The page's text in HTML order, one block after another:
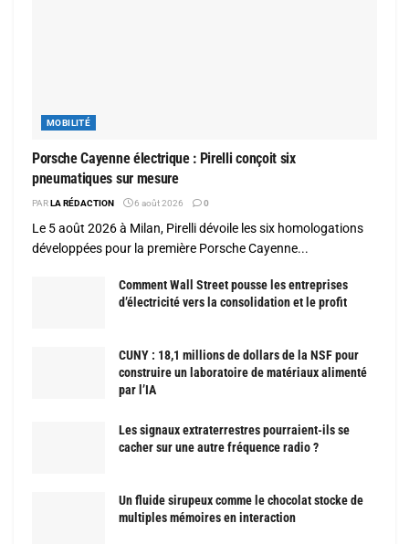
MOBILITÉ
Porsche Cayenne électrique : Pirelli conçoit six
pneumatiques sur mesure
PARLA RÉDACTION 6 août 2026 0
Le 5 août 2026 à Milan, Pirelli dévoile les six homologations
développées pour la première Porsche Cayenne...
Comment Wall Street pousse les entreprises
d’électricité vers la consolidation et le profit
CUNY : 18,1 millions de dollars de la NSF pour
construire un laboratoire de matériaux alimenté
par l’IA
Les signaux extraterrestres pourraient-ils se
cacher sur une autre fréquence radio ?
Un fluide sirupeux comme le chocolat stocke de
multiples mémoires en interaction